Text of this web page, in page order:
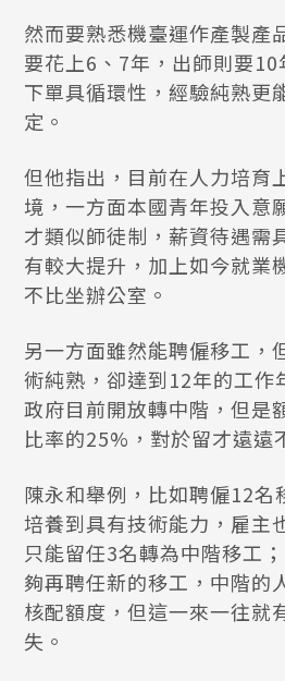
然而要熟悉機臺運作產製產
要花上6、7年，出師則要10
下單具循環性，經驗純熟更
定。
但他指出，目前在人力培育
境，一方面本國青年投入意
才類似師徒制，薪資待遇需
有較大提升，加上如今就業
不比坐辦公室。
另一方面雖然能聘僱移工，
術純熟，卻達到12年的工作
政府目前開放轉中階，但是
比率的25%，對於留才遠遠
陳永和舉例，比如聘僱12名
培養到具有技術能力，雇主
只能留任3名轉為中階移工
夠再聘任新的移工，中階的
核配額度，但這一來一往就
失。